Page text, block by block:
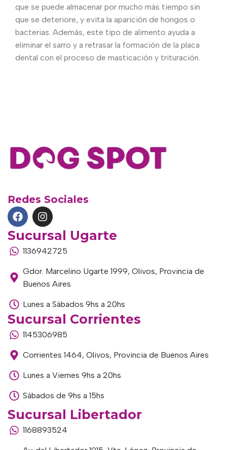
que se puede almacenar por mucho más tiempo sin
que se deteriore, y evita la aparición de hongos o
bacterias. Además, este tipo de alimento ayuda a
eliminar el sarro y a retrasar la formación de la placa
dental con el proceso de masticación y trituración.
Redes Sociales
Sucursal Ugarte
1136942725
Gdor. Marcelino Ugarte 1999, Olivos, Provincia de
Buenos Aires
Lunes a Sábados 9hs a 20hs
Sucursal Corrientes
1145306985
Corrientes 1464, Olivos, Provincia de Buenos Aires
Lunes a Viernes 9hs a 20hs
Sábados de 9hs a 15hs
Sucursal Libertador
1168893524